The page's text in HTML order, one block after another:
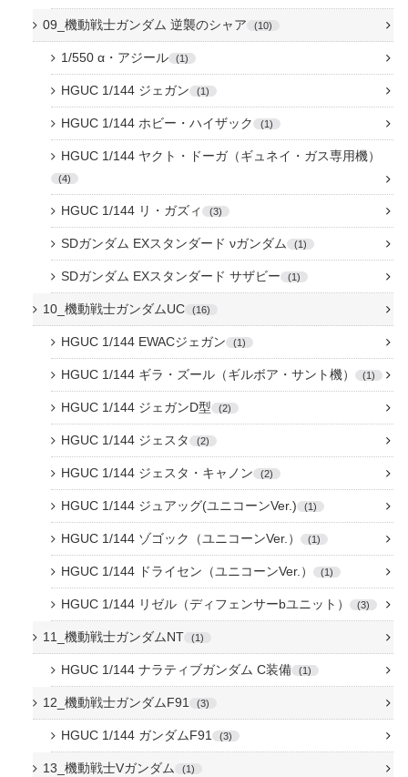
09_機動戦士ガンダム 逆襲のシャア 10
1/550 α・アジール 1
HGUC 1/144 ジェガン 1
HGUC 1/144 ホビー・ハイザック 1
HGUC 1/144 ヤクト・ドーガ（ギュネイ・ガス専用機）
4
HGUC 1/144 リ・ガズィ 3
SDガンダム EXスタンダード νガンダム 1
SDガンダム EXスタンダード サザビー 1
10_機動戦士ガンダムUC 16
HGUC 1/144 EWACジェガン 1
HGUC 1/144 ギラ・ズール（ギルボア・サント機） 1
HGUC 1/144 ジェガンD型 2
HGUC 1/144 ジェスタ 2
HGUC 1/144 ジェスタ・キャノン 2
HGUC 1/144 ジュアッグ(ユニコーンVer.) 1
HGUC 1/144 ゾゴック（ユニコーンVer.） 1
HGUC 1/144 ドライセン（ユニコーンVer.） 1
HGUC 1/144 リゼル（ディフェンサーbユニット） 3
11_機動戦士ガンダムNT 1
HGUC 1/144 ナラティブガンダム C装備 1
12_機動戦士ガンダムF91 3
HGUC 1/144 ガンダムF91 3
13_機動戦士Vガンダム 1